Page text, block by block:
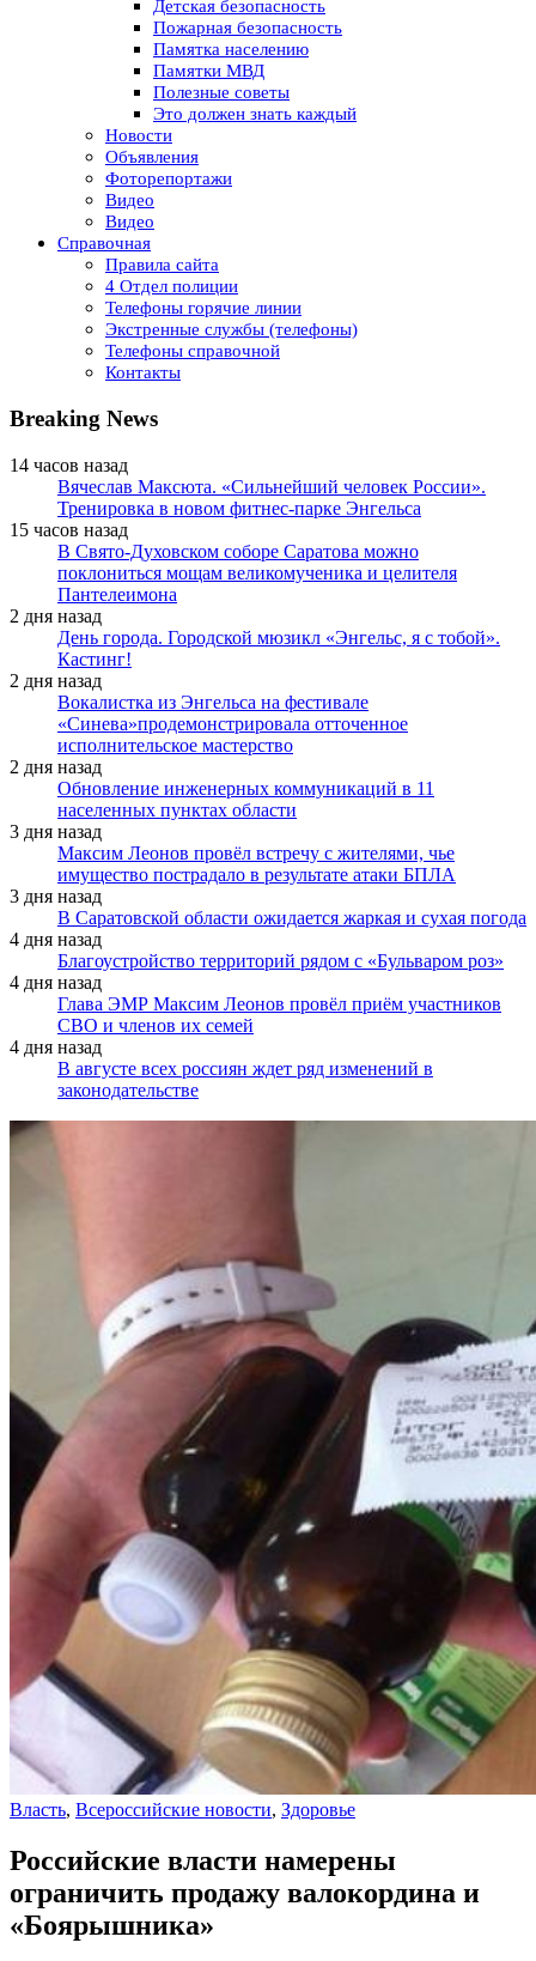
Детская безопасность
Пожарная безопасность
Памятка населению
Памятки МВД
Полезные советы
Это должен знать каждый
Новости
Объявления
Фоторепортажи
Видео
Видео
Справочная
Правила сайта
4 Отдел полиции
Телефоны горячие линии
Экстренные службы (телефоны)
Телефоны справочной
Контакты
Breaking News
14 часов назад
Вячеслав Максюта. «Сильнейший человек России».
Тренировка в новом фитнес-парке Энгельса
15 часов назад
В Свято-Духовском соборе Саратова можно
поклониться мощам великомученика и целителя
Пантелеимона
2 дня назад
День города. Городской мюзикл «Энгельс, я с тобой».
Кастинг!
2 дня назад
Вокалистка из Энгельса на фестивале
«Синева»продемонстрировала отточенное
исполнительское мастерство
2 дня назад
Обновление инженерных коммуникаций в 11
населенных пунктах области
3 дня назад
Максим Леонов провёл встречу с жителями, чье
имущество пострадало в результате атаки БПЛА
3 дня назад
В Саратовской области ожидается жаркая и сухая погода
4 дня назад
Благоустройство территорий рядом с «Бульваром роз»
4 дня назад
Глава ЭМР Максим Леонов провёл приём участников
СВО и членов их семей
4 дня назад
В августе всех россиян ждет ряд изменений в
законодательстве
Власть, Всероссийские новости, Здоровье
Российские власти намерены
ограничить продажу валокордина и
«Боярышника»